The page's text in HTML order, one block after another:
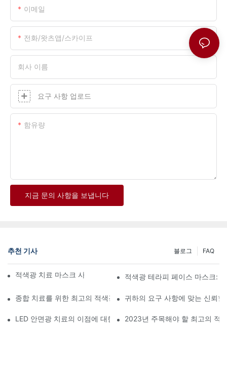
이메일
전화/왓츠앱/스카이프
회사 이름
요구 사항 업로드
함유량
지금 문의 사항을 보냅니다
추천 기사 FAQ
블로그
적색광 치료 마스크 사용의 이점을 알아보세요적색광 테라피 페이스 마스크:
종합 치료를 위한 최고의 적색광 및 적외선 치료 장비
귀하의 요구 사항에 맞는 신뢰
LED 안면광 치료의 이점에 대한 심층 분석2023년 주목해야 할 최고의 적